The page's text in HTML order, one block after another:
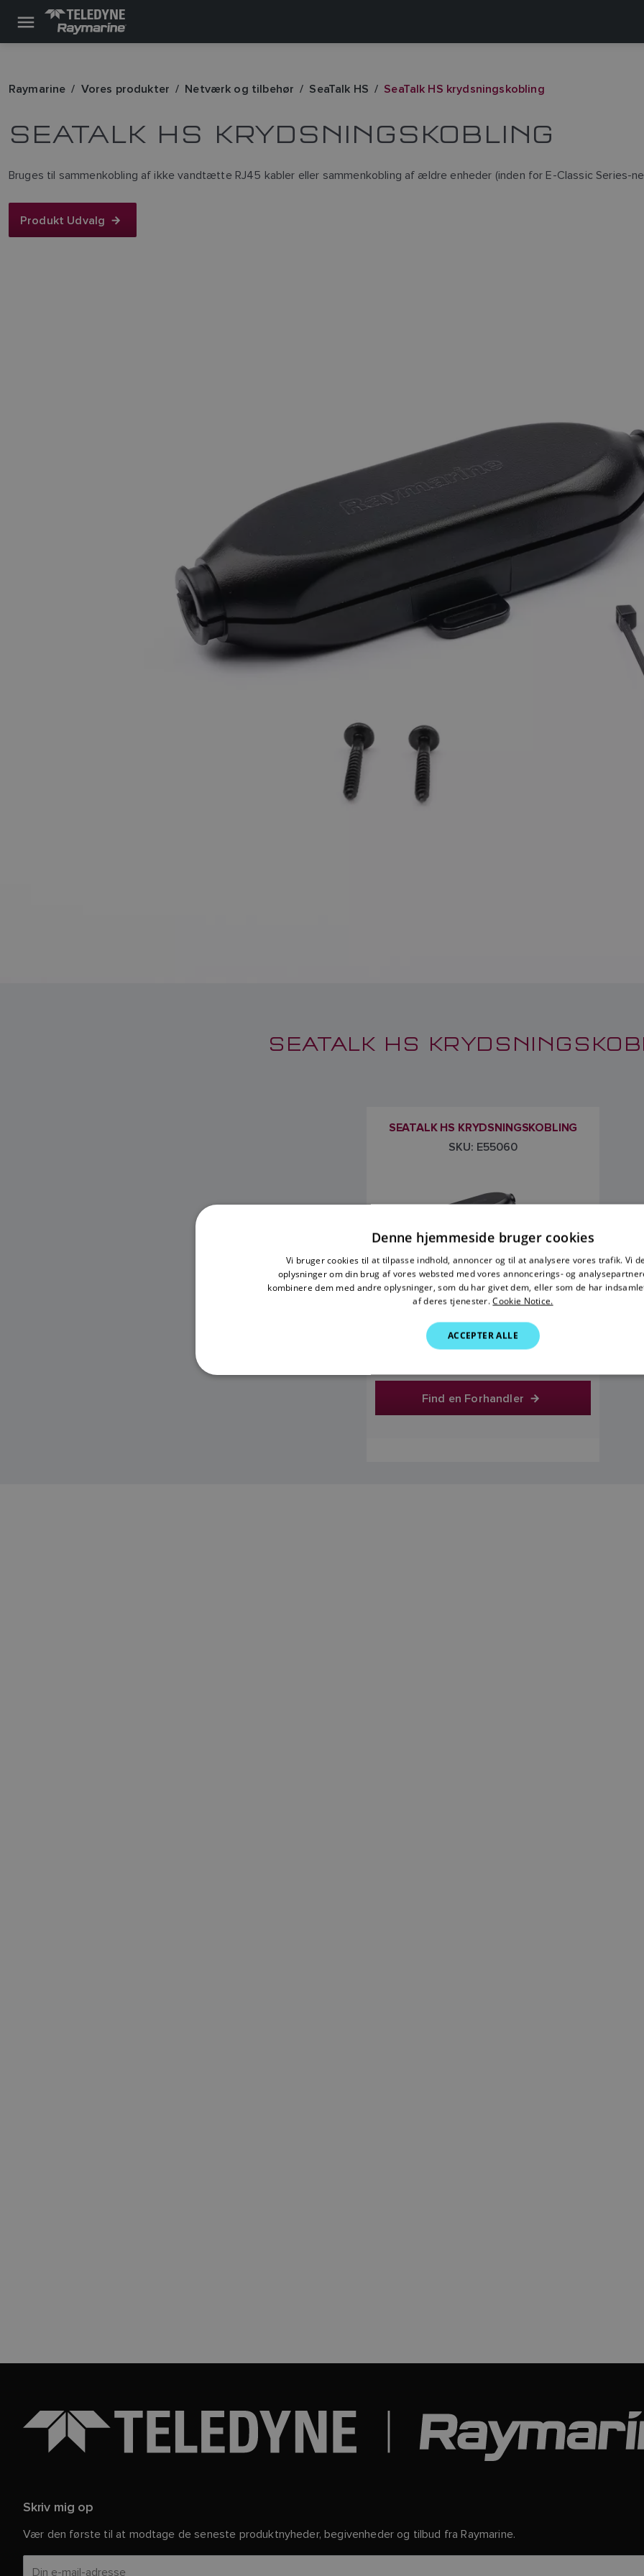
Raymarine Vores produkter Netværk og tilbehør SeaTalk HS SeaTalk HS krydsningskobling
SEATALK HS KRYDSNINGSKOBLING
Bruges til sammenkobling af ikke vandtætte RJ45 kabler eller sammenkobling af ældre enheder (inden for E-Classic Series-
Produkt Udvalg
SEATALK HS
SEATALK HS KRYDSNINGSKOBLING
SKU: E55060
495,00 kr.
Pris inklusive moms
Find en Forhandler
Skriv mig op
Vær den første til at modtage de seneste produktnyheder, begivenheder og tilbud fra Raymarine.
Denne hjemmeside bruger cookies
Vi bruger cookies til at tilpasse indhold, annoncer og til at analysere vores trafik. Vi
oplysninger om din brug af vores websted med vores annoncerings- og
kombinere dem med andre oplysninger, som du har givet dem, eller som de har
af deres tjenester. Cookie Notice.
ACCEPTER ALLE